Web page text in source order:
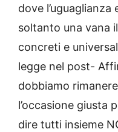
dove
soltanto una vana
concreti e
legge nel post-
dobbiamo
l’occasione giusta
dire tutti insieme